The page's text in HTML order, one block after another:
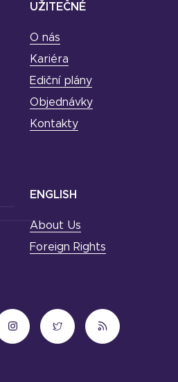
UŽITEČNÉ
O nás
Kariéra
Ediční plány
Objednávky
Kontakty
ENGLISH
About Us
Foreign Rights